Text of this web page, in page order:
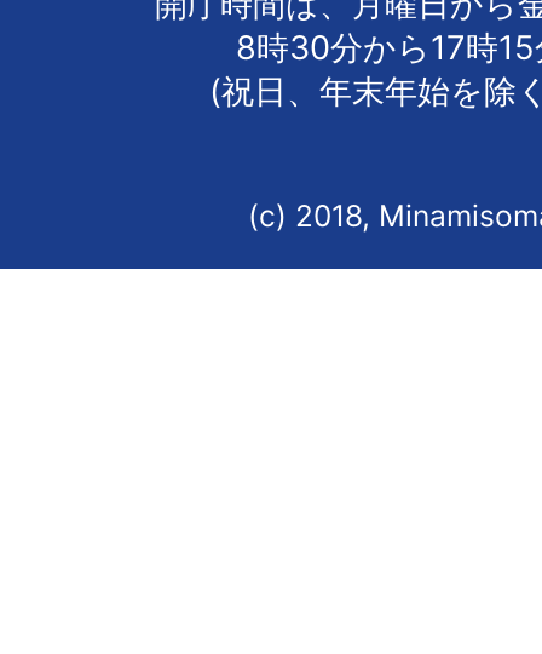
8時30分から17時
(祝日、年末年始を除
(c) 2018,